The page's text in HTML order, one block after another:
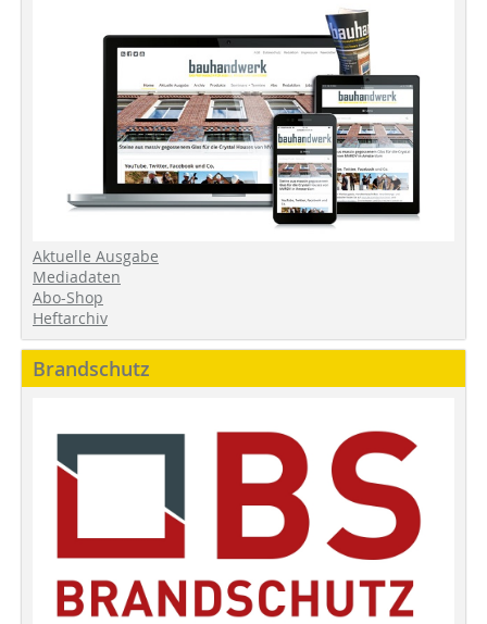
Aktuelle Ausgabe
Mediadaten
Abo-Shop
Heftarchiv
Brandschutz